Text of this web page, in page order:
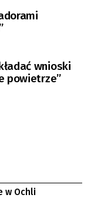
wnioski
powietrze”
w Ochli